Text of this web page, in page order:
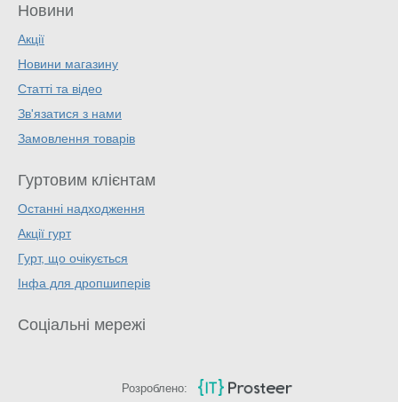
Новини
Акції
Новини магазину
Статті та відео
Зв'язатися з нами
Замовлення товарів
Гуртовим клієнтам
Останні надходження
Акції гурт
Гурт, що очікується
Інфа для дропшиперів
Соціальні мережі
Розроблено: